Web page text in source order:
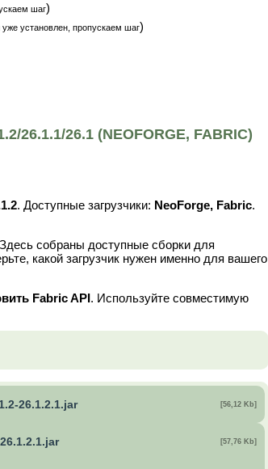
шаг)
уже установлен, пропускаем шаг)
26.1 (NEOFORGE, FABRIC)
. Доступные загрузчики: NeoForge, Fabric.
собраны доступные сборки для
какой загрузчик нужен именно для вашего
Fabric API. Используйте совместимую
26.1.2.1.jar [56,12 Kb]
[57,76 Kb]